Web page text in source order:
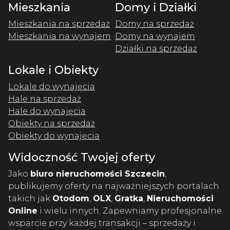
Mieszkania
Mieszkania na sprzedaż
Mieszkania na wynajem
Domy i Działki
Domy na sprzedaż
Domy na wynajem
Działki na sprzedaż
Lokale i Obiekty
Lokale do wynajęcia
Hale na sprzedaż
Hale do wynajęcia
Obiekty na sprzedaż
Obiekty do wynajęcia
Widoczność Twojej oferty
Jako biuro nieruchomości Szczecin,
publikujemy oferty na najważniejszych portalach
takich jak Otodom, OLX, Gratka, Nieruchomości
Online i wielu innych. Zapewniamy profesjonalne
wsparcie przy każdej transakcji – sprzedaży i